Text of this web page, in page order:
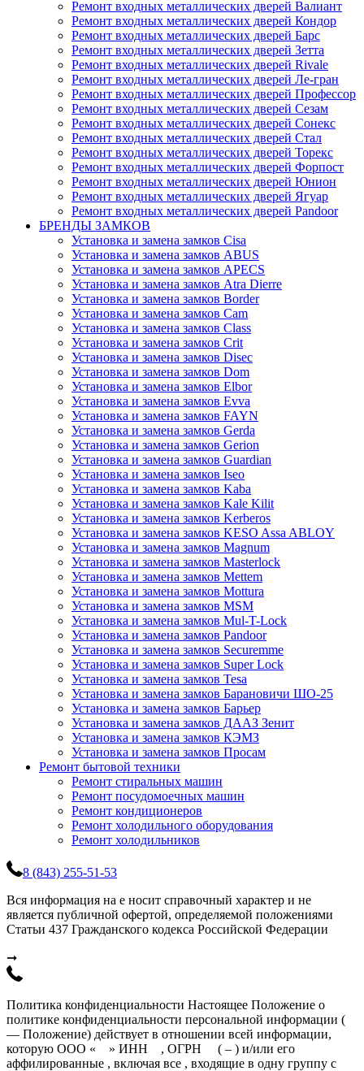
Ремонт входных металлических дверей Валиант
Ремонт входных металлических дверей Кондор
Ремонт входных металлических дверей Барс
Ремонт входных металлических дверей Зетта
Ремонт входных металлических дверей Rivale
Ремонт входных металлических дверей Ле-гран
Ремонт входных металлических дверей Профессор
Ремонт входных металлических дверей Сезам
Ремонт входных металлических дверей Сонекс
Ремонт входных металлических дверей Стал
Ремонт входных металлических дверей Торекс
Ремонт входных металлических дверей Форпост
Ремонт входных металлических дверей Юнион
Ремонт входных металлических дверей Ягуар
Ремонт входных металлических дверей Pandoor
БРЕНДЫ ЗАМКОВ
Установка и замена замков Cisa
Установка и замена замков ABUS
Установка и замена замков APECS
Установка и замена замков Atra Dierre
Установка и замена замков Border
Установка и замена замков Cam
Установка и замена замков Class
Установка и замена замков Crit
Установка и замена замков Disec
Установка и замена замков Dom
Установка и замена замков Elbor
Установка и замена замков Evva
Установка и замена замков FAYN
Установка и замена замков Gerda
Установка и замена замков Gerion
Установка и замена замков Guardian
Установка и замена замков Iseo
Установка и замена замков Kaba
Установка и замена замков Kale Kilit
Установка и замена замков Kerberos
Установка и замена замков KESO Assa ABLOY
Установка и замена замков Magnum
Установка и замена замков Masterlock
Установка и замена замков Mettem
Установка и замена замков Mottura
Установка и замена замков MSM
Установка и замена замков Mul-T-Lock
Установка и замена замков Pandoor
Установка и замена замков Securemme
Установка и замена замков Super Lock
Установка и замена замков Tesa
Установка и замена замков Барановичи ШО-25
Установка и замена замков Барьер
Установка и замена замков ДААЗ Зенит
Установка и замена замков КЭМЗ
Установка и замена замков Просам
Ремонт бытовой техники
Ремонт стиральных машин
Ремонт посудомоечных машин
Ремонт кондиционеров
Ремонт холодильного оборудования
Ремонт холодильников
8 (843) 255-51-53
Вся информация на е носит справочный характер и не
является публичной офертой, определяемой положениями
Статьи 437 Гражданского кодекса Российской Федерации
➞
Политика конфиденциальности Настоящее Положение о
политике конфиденциальности персональной информации (
— Положение) действует в отношении всей информации,
которую ООО « » ИНН , ОГРН ( – ) и/или его
аффилированные , включая все , входящие в одну группу с